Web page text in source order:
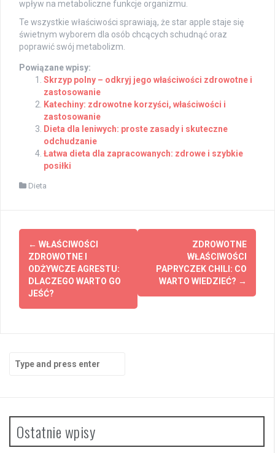
wpływ na metaboliczne funkcje organizmu.
Te wszystkie właściwości sprawiają, że star apple staje się
świetnym wyborem dla osób chcących schudnąć oraz
poprawić swój metabolizm.
Powiązane wpisy:
Skrzyp polny – odkryj jego właściwości zdrowotne i
zastosowanie
Katechiny: zdrowotne korzyści, właściwości i
zastosowanie
Dieta dla leniwych: proste zasady i skuteczne
odchudzanie
Łatwa dieta dla zapracowanych: zdrowe i szybkie
posiłki
Dieta
Post
navigation
← WŁAŚCIWOŚCI
ZDROWOTNE I
ODŻYWCZE AGRESTU:
DLACZEGO WARTO GO
JEŚĆ?
ZDROWOTNE
WŁAŚCIWOŚCI
PAPRYCZEK CHILI: CO
WARTO WIEDZIEĆ? →
for:
Ostatnie wpisy